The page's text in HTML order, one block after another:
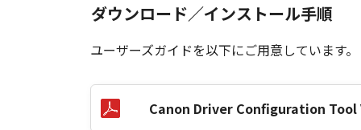
９．契約期間
記(2)または(3)により終了されるまで
す。
(3) お客様が本契約書のいずれかの
(4) お客様は、上記(3)によって本
ダウンロード／インストール手順
ユーザーズガイドを以下にご用意しています。
Canon Driver Configuration Tool